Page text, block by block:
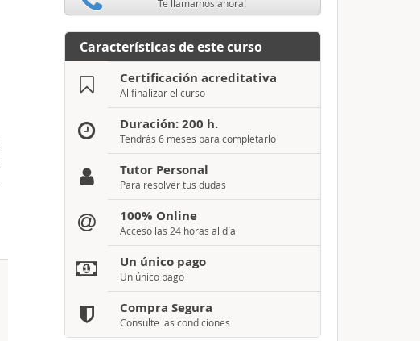
Te llamamos ahora!
Características de este curso
Certificación acreditativa
Al finalizar el curso
Duración: 200 h.
Tendrás 6 meses para completarlo
Tutor Personal
Para resolver tus dudas
100% Online
Acceso las 24 horas al día
Un único pago
Un único pago
Compra Segura
Consulte las condiciones